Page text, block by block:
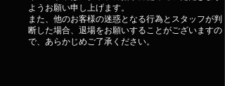
ようお願い申し上げます。
また、他のお客様の迷惑となる行為とスタッフが判
断した場合、退場をお願いすることがございますの
で、あらかじめご了承ください。